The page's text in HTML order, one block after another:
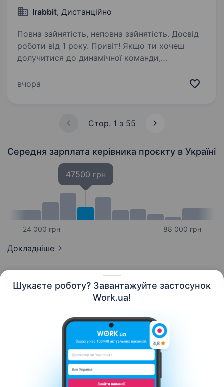
Шукаєте роботу? Завантажуйте застосунок
Work.ua!
Irabbit, Дистанційно
Повна зайнятість, неповна зайнятість. Досвід
роботи від 1 року. Привіт! Якщо ти хочеш
долучитися до динамічної команди,
проектами — ми шукаємо саме тебе! Що буде
вчора
Стор. 1 з 55
Середня зарплата керівника проєкту в Україні
24 000 грн
47500 грн
88 000 грн
Докладніше